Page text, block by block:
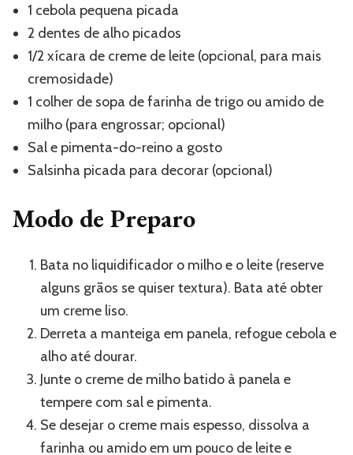
1 cebola pequena picada
2 dentes de alho picados
1/2 xícara de creme de leite (opcional, para mais
cremosidade)
1 colher de sopa de farinha de trigo ou amido de
milho (para engrossar; opcional)
Sal e pimenta-do-reino a gosto
Salsinha picada para decorar (opcional)
Modo de Preparo
Bata no liquidificador o milho e o leite (reserve
alguns grãos se quiser textura). Bata até obter
um creme liso.
Derreta a manteiga em panela, refogue cebola e
alho até dourar.
Junte o creme de milho batido à panela e
tempere com sal e pimenta.
Se desejar o creme mais espesso, dissolva a
farinha ou amido em um pouco de leite e